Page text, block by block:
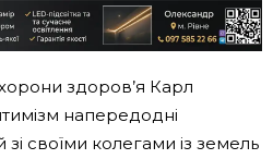
здоров’я Карл
напередодні
своїми колегами із земель